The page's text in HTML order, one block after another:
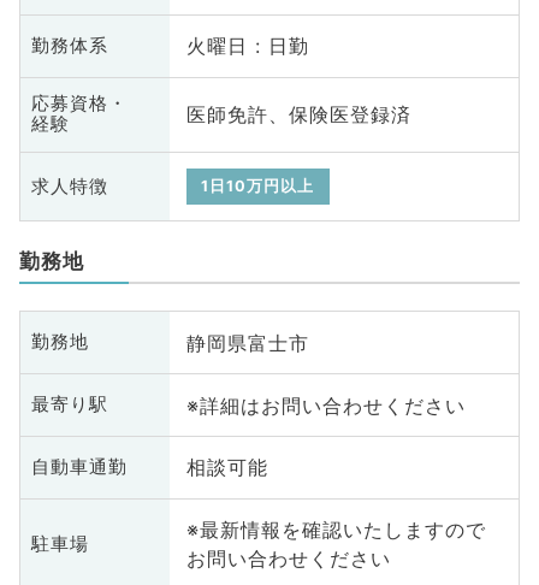
勤務体系 火曜日 : 日勤
応募資格・
経験
医師免許、保険医登録済
求人特徴 1日10万円以上
勤務地
勤務地 静岡県富士市
最寄り駅 ※詳細はお問い合わせください
自動車通勤 相談可能
駐車場
※最新情報を確認いたしますので
お問い合わせください